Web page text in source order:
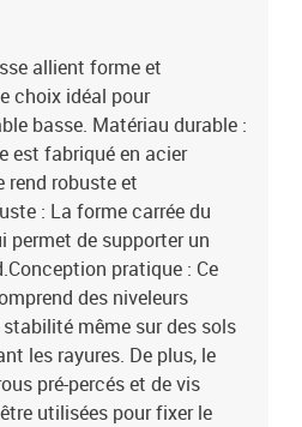
allient forme et
choix idéal pour
basse. Matériau durable :
est fabriqué en acier
rend robuste et
: La forme carrée du
permet de supporter un
pratique : Ce
des niveleurs
même sur des sols
les rayures. De plus, le
pré-percés et de vis
utilisées pour fixer le